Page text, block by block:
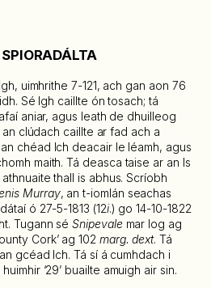
uimhrithe 7-121, ach gan aon 76
Sé Igh caillte ón tosach; tá
aniar, agus leath de dhuilleog
clúdach caillte ar fad ach a
chéad lch deacair le léamh, agus
maith. Tá deasca taise ar an Is
thall is abhus. Scríobh
Murray, an t-iomlán seachas
ó 27-5-1813 (12i.) go 14-10-1822
Tugann séSnipevalemar log ag
Cork’ ag 102 marg. dext. Tá
gcéad lch. Tá sí á cumhdach i
‘29’ buailte amuigh air sin.